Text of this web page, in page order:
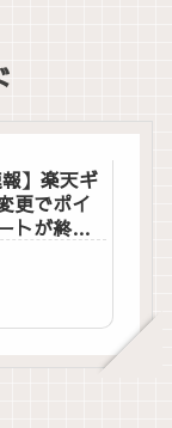
報】楽天ギ
更でポイ
トが終